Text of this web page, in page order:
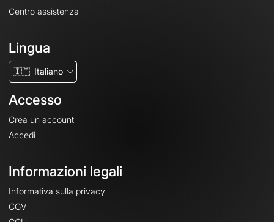
Centro assistenza
Lingua
🇮🇹 Italiano
Accesso
Crea un account
Accedi
Informazioni legali
Informativa sulla privacy
CGV